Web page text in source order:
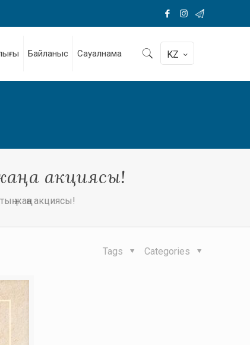
Байланыс Сауалнама KZ
акциясы!
жаңа акциясы!
Categories
Tags